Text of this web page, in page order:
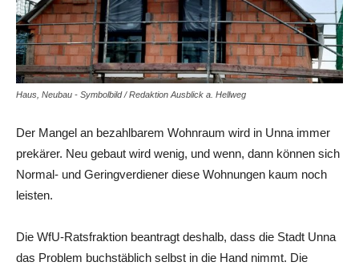
Haus, Neubau - Symbolbild / Redaktion Ausblick a. Hellweg
Der Mangel an bezahlbarem Wohnraum wird in Unna immer
prekärer. Neu gebaut wird wenig, und wenn, dann können sich
Normal- und Geringverdiener diese Wohnungen kaum noch
leisten.
Die WfU-Ratsfraktion beantragt deshalb, dass die Stadt Unna
das Problem buchstäblich selbst in die Hand nimmt. Die